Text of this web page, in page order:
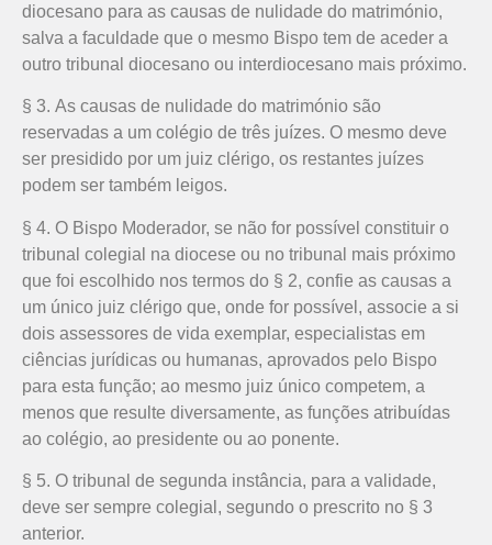
diocesano para as causas de nulidade do matrimónio,
salva a faculdade que o mesmo Bispo tem de aceder a
outro tribunal diocesano ou interdiocesano mais próximo.
§ 3. As causas de nulidade do matrimónio são
reservadas a um colégio de três juízes. O mesmo deve
ser presidido por um juiz clérigo, os restantes juízes
podem ser também leigos.
§ 4. O Bispo Moderador, se não for possível constituir o
tribunal colegial na diocese ou no tribunal mais próximo
que foi escolhido nos termos do § 2, confie as causas a
um único juiz clérigo que, onde for possível, associe a si
dois assessores de vida exemplar, especialistas em
ciências jurídicas ou humanas, aprovados pelo Bispo
para esta função; ao mesmo juiz único competem, a
menos que resulte diversamente, as funções atribuídas
ao colégio, ao presidente ou ao ponente.
§ 5. O tribunal de segunda instância, para a validade,
deve ser sempre colegial, segundo o prescrito no § 3
anterior.